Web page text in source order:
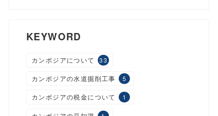
KEYWORD
カンボジアについて 33
カンボジアの水道掘削工事 5
カンボジアの税金について 1